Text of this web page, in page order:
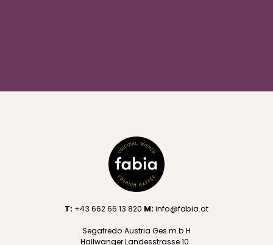
T: +43 662 66 13 820 M: info@fabia.at
Segafredo Austria Ges.m.b.H
Hallwanger Landesstrasse 10